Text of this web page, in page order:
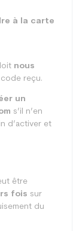
à la carte
nous
reçu.
un
s’il n’en
d’activer et
être
fois sur
du